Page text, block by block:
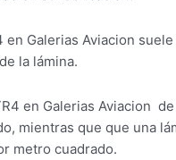
en Galerias Aviacion
la lámina.
en Galerias Aviacion
mientras que que una
metro cuadrado.